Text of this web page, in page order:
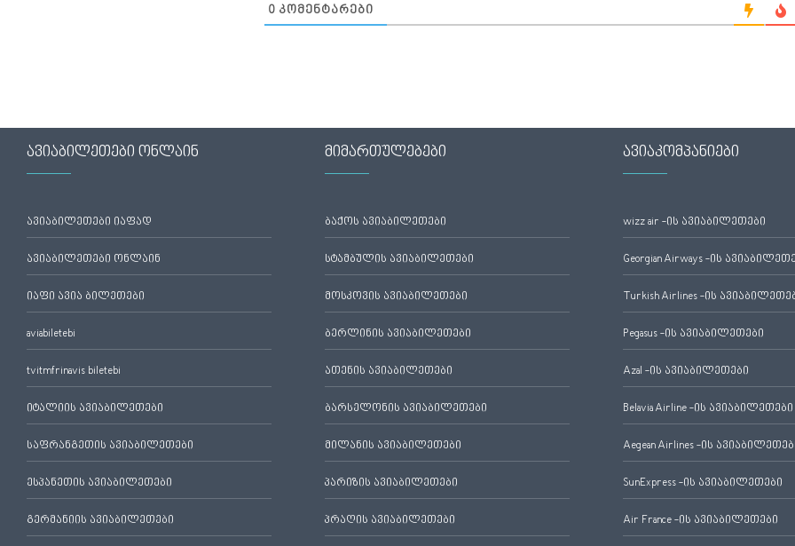
0 ᲙᲝᲛᲔᲜᲢᲐᲠᲔᲑᲘ
ავიაბილეთები ონლაინ
ავიაბილეთები იაფად
ავიაბილეთები ონლაინ
იაფი ავია ბილეთები
aviabiletebi
tvitmfrinavis biletebi
იტალიის ავიაბილეთები
საფრანგეთის ავიაბილეთები
ესპანეთის ავიაბილეთები
გერმანიის ავიაბილეთები
მიმართულებები
ბაქოს ავიაბილეთები
სტამბულის ავიაბილეთები
მოსკოვის ავიაბილეთები
ბერლინის ავიაბილეთები
ათენის ავიაბილეთები
ბარსელონის ავიაბილეთები
მილანის ავიაბილეთები
პარიზის ავიაბილეთები
პრაღის ავიაბილეთები
ავიაკომპანიები
wizz air -ის ავიაბილეთები
Georgian Airways -ის
Turkish Airlines -ის
Pegasus -ის ავიაბილეთები
Azal -ის ავიაბილეთები
Belavia Airline -ის ავიაბილეთები
Aegean Airlines -ის
SunExpress -ის ავიაბილეთები
Air France -ის ავიაბილეთები